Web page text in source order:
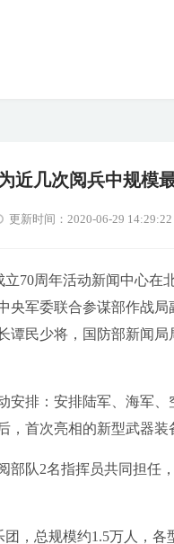
近几次阅兵中规模
更新时间：2020-06-29 14:29:22
70周年活动新闻中心
央军委联合参谋部作战
谭民少将，国防部新闻
安排：安排陆军、海军
首次亮相的新型武器装
部队2名指挥员共同担任
，总规模约1.5万人，